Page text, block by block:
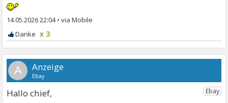
14.05.2026 22:04•
x 3
A
Hallo chief,